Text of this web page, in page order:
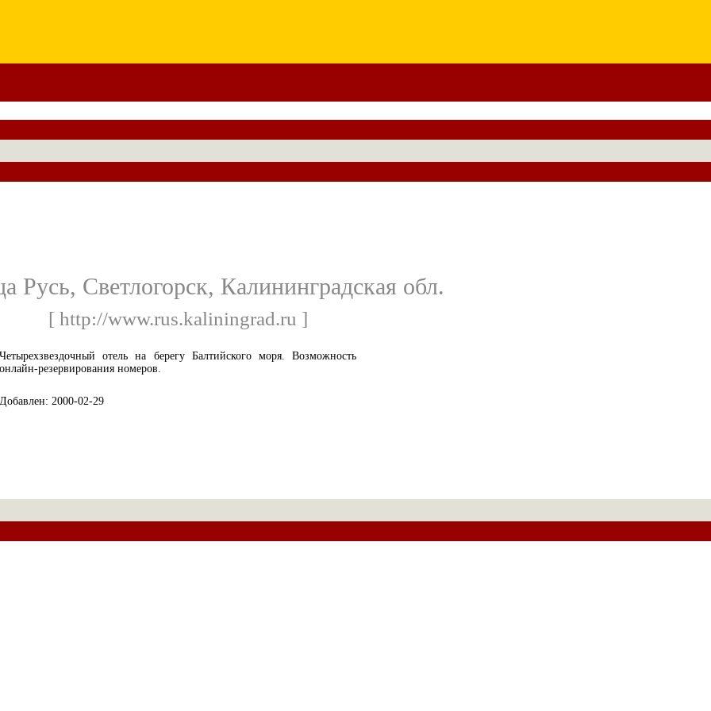
Русь, Светлогорск, Калининградская обл.
[ http://www.rus.kaliningrad.ru ]
Четырехзвездочный отель на берегу Балтийского моря. Возможность
онлайн-резервирования номеров.
Добавлен: 2000-02-29